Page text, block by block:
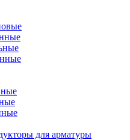
для арматуры